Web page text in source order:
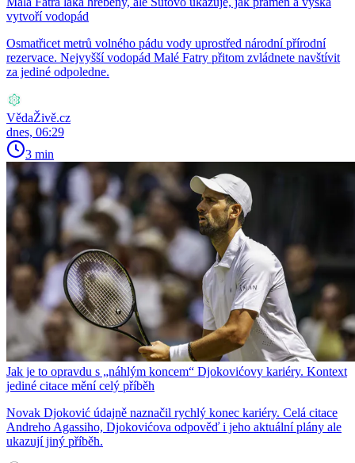
vytvoří vodopád
Osmatřicet metrů volného pádu vody uprostřed národní přírodní
rezervace. Nejvyšší vodopád Malé Fatry přitom zvládnete navštívit
za jediné odpoledne.
VědaŽivě.cz
dnes, 06:29
3 min
Jak je to opravdu s „náhlým koncem“ Djokovićovy kariéry. Kontext
jediné citace mění celý příběh
Novak Djoković údajně naznačil rychlý konec kariéry. Celá citace
Andreho Agassiho, Djokovićova odpověď i jeho aktuální plány ale
ukazují jiný příběh.